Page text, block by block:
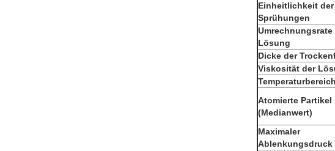
Einheitlichkeit der
Sprühungen
Umrechnungsrate
Lösung
Dicke der
Viskosität der
Temperaturbereich
Atomierte Partikel
(Medianwert)
Maximaler
Ablenkungsdruck